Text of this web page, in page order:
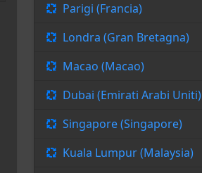
Parigi (Francia)
Londra (Gran Bretagna)
Macao (Macao)
Dubai (Emirati Arabi Uniti)
Singapore (Singapore)
Kuala Lumpur (Malaysia)